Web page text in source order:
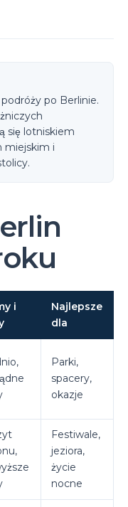
po Berlinie.
się lotniskiem
miejskim i
i
Najlepsze
dla
Parki,
spacery,
okazje
Festiwale,
jeziora,
życie
nocne